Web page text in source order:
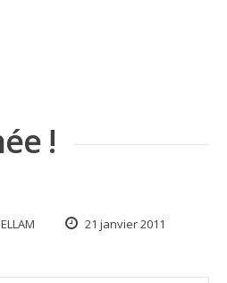
!
21 janvier 2011